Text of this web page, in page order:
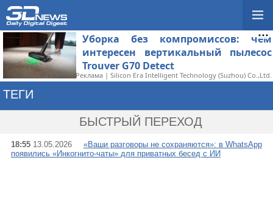
Уборка без компромиссов: чем
интересен вертикальный пылесос
Trouver G70 Detect
Реклама | Silicon Era Intelligent Technology (Suzhou) Co.,Ltd.
ТЕГИ
БЫСТРЫЙ ПЕРЕХОД
18:55 13.05.2026
«Ваши разговоры не сохраняются»: в WhatsApp
появились «Инкогнито-чаты» для приватных бесед с ИИ